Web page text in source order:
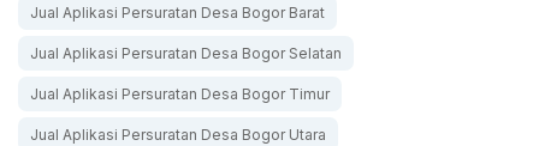
Jual Aplikasi Persuratan Desa Bogor Barat
Jual Aplikasi Persuratan Desa Bogor Selatan
Jual Aplikasi Persuratan Desa Bogor Timur
Jual Aplikasi Persuratan Desa Bogor Utara